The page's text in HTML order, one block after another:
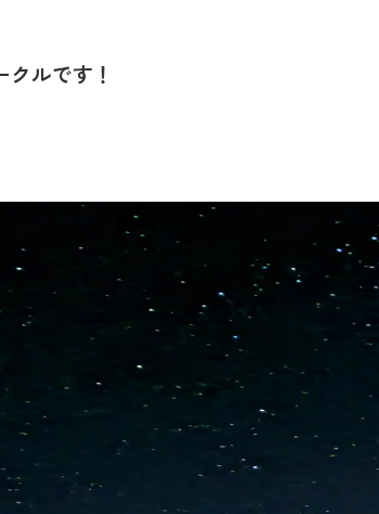
ルです！